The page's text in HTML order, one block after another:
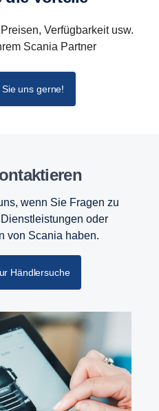
Verfügbarkeit usw.
Scania Partner
uns gerne!
wenn Sie Fragen zu
oder
von Scania haben.
Händlersuche